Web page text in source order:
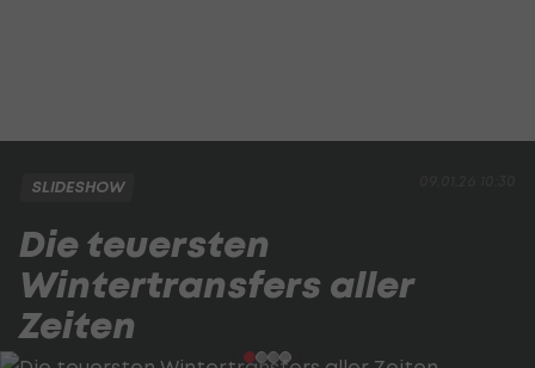
SLIDESHOW
Die teuersten
Wintertransfers aller
Zeiten